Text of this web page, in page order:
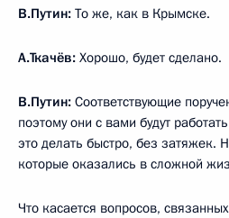
В.Путин: То же, как в Крымске.
А.Ткачёв: Хорошо, будет сделано.
В.Путин: Соответствующие
поэтому они с вами будут
это делать быстро, без затяжек.
которые оказались в сложной
Что касается вопросов,